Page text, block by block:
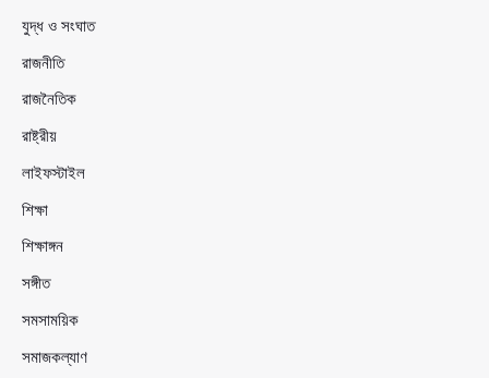
যুদ্ধ ও সংঘাত
রাজনীতি
রাজনৈতিক
রাষ্ট্রীয়
লাইফস্টাইল
শিক্ষা
শিক্ষাঙ্গন
সঙ্গীত
সমসাময়িক
সমাজকল্যাণ